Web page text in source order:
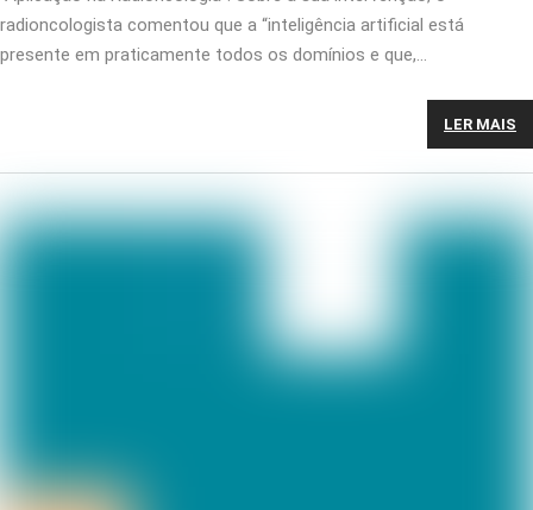
radioncologista comentou que a “inteligência artificial está
presente em praticamente todos os domínios e que,…
LER MAIS